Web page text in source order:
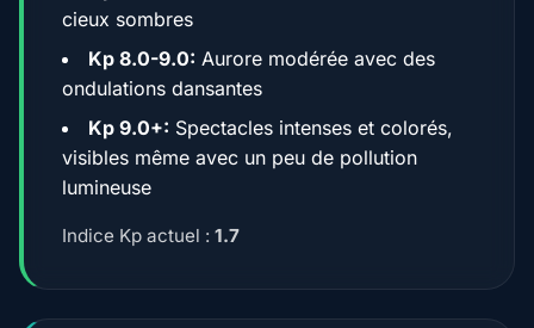
cieux sombres
Kp 8.0-9.0: Aurore modérée avec des
ondulations dansantes
Kp 9.0+: Spectacles intenses et colorés,
visibles même avec un peu de pollution
lumineuse
Indice Kp actuel : 1.7